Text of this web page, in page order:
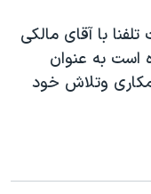
با آقای مالکی
است به عنوان
وتلاش خود